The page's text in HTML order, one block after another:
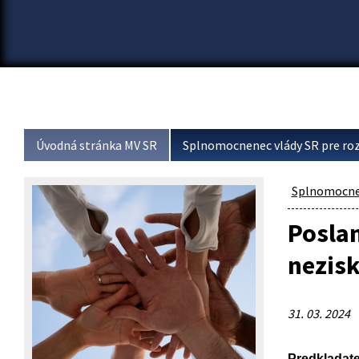
Úvodná stránka MV SR Splnomocnenec vlády SR pre
31. 03. 2024